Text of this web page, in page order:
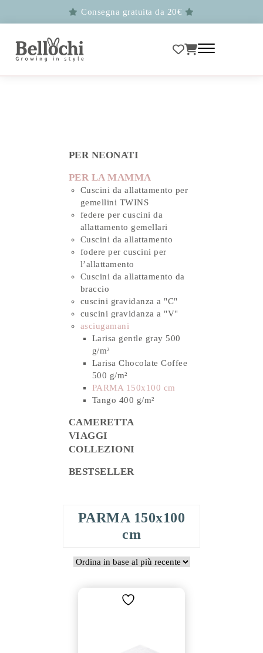
Consegna gratuita da 20€
PER NEONATI
PER LA MAMMA
Cuscini da allattamento per
gemellini TWINS
federe per cuscini da
allattamento gemellari
Cuscini da allattamento
fodere per cuscini per
l’allattamento
Cuscini da allattamento da
braccio
cuscini gravidanza a "C"
cuscini gravidanza a "V"
asciugamani
Larisa gentle gray 500
g/m²
Larisa Chocolate Coffee
500 g/m²
PARMA 150x100 cm
Tango 400 g/m²
CAMERETTA
VIAGGI
COLLEZIONI
BESTSELLER
PARMA 150x100
cm